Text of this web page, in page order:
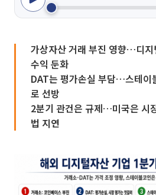
가상자산 거래 부진 영향…디
수익 둔화
DAT는 평가손실 부담…스테이
로 선방
2분기 관건은 규제…미국은 시
법 지연